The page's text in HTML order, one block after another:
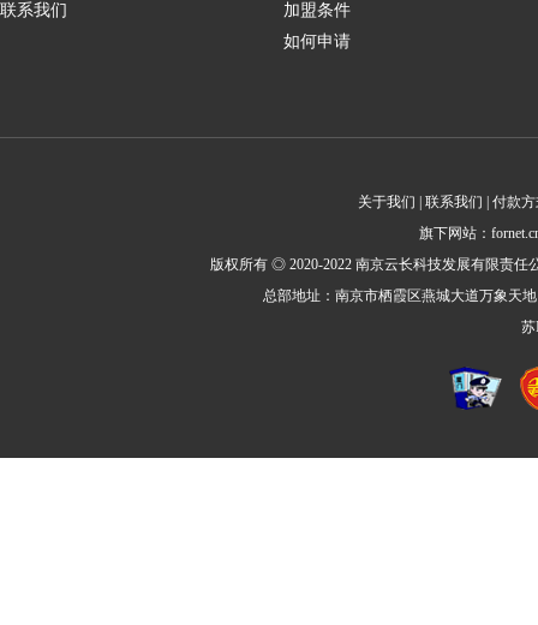
联系我们
加盟条件
如何申请
关于我们 | 联系我们 | 付款
旗下网站：
版权所有 ◎ 2020-2022 南京云长科技发展有限责任
总部地址：南京市栖霞区燕城大道万象天地
苏